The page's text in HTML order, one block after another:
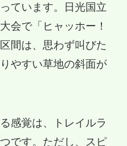
ています。日光国立
会で「ヒャッホー！
間は、思わず叫びた
やすい草地の斜面が
感覚は、トレイルラ
です。ただし、スピ